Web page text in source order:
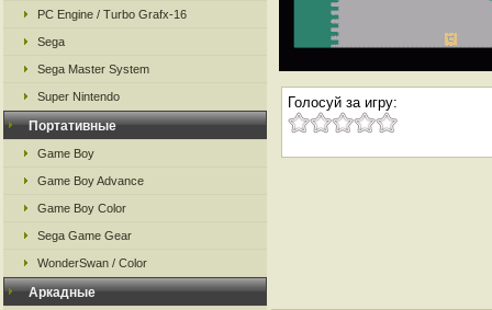
PC Engine / Turbo Grafx-16
Sega
Sega Master System
Super Nintendo
Портативные
Game Boy
Game Boy Advance
Game Boy Color
Sega Game Gear
WonderSwan / Color
Аркадные
Голосуй за игру: